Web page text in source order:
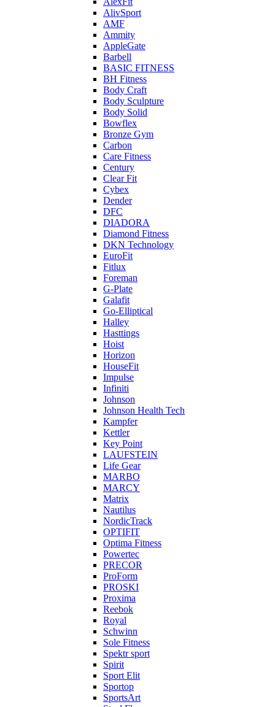
AlivSport
AMF
Ammity
AppleGate
Barbell
BASIC FITNESS
BH Fitness
Body Craft
Body Sculpture
Body Solid
Bowflex
Bronze Gym
Carbon
Care Fitness
Century
Clear Fit
Cybex
Dender
DFC
DIADORA
Diamond Fitness
DKN Technology
EuroFit
Fitlux
Foreman
G-Plate
Galafit
Go-Elliptical
Halley
Hasttings
Hoist
Horizon
HouseFit
Impulse
Infiniti
Johnson
Johnson Health Tech
Kampfer
Kettler
Key Point
LAUFSTEIN
Life Gear
MARBO
MARCY
Matrix
Nautilus
NordicTrack
OPTIFIT
Optima Fitness
Powertec
PRECOR
ProForm
PROSKI
Proxima
Reebok
Royal
Schwinn
Sole Fitness
Spektr sport
Spirit
Sport Elit
Sportop
SportsArt